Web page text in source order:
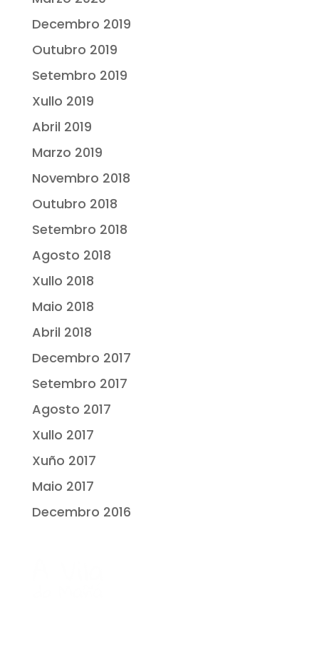
Decembro 2019
Outubro 2019
Setembro 2019
Xullo 2019
Abril 2019
Marzo 2019
Novembro 2018
Outubro 2018
Setembro 2018
Agosto 2018
Xullo 2018
Maio 2018
Abril 2018
Decembro 2017
Setembro 2017
Agosto 2017
Xullo 2017
Xuño 2017
Maio 2017
Decembro 2016